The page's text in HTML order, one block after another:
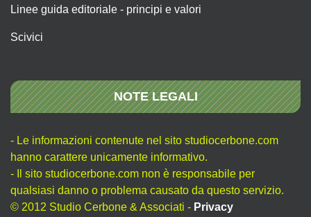
Linee guida editoriale - principi e valori
Scivici
NOTE LEGALI
- Le informazioni contenute nel sito studiocerbone.com
hanno carattere unicamente informativo.
- Il sito studiocerbone.com non è responsabile per
qualsiasi danno o problema causato da questo servizio.
© 2012 Studio Cerbone & Associati - Privacy